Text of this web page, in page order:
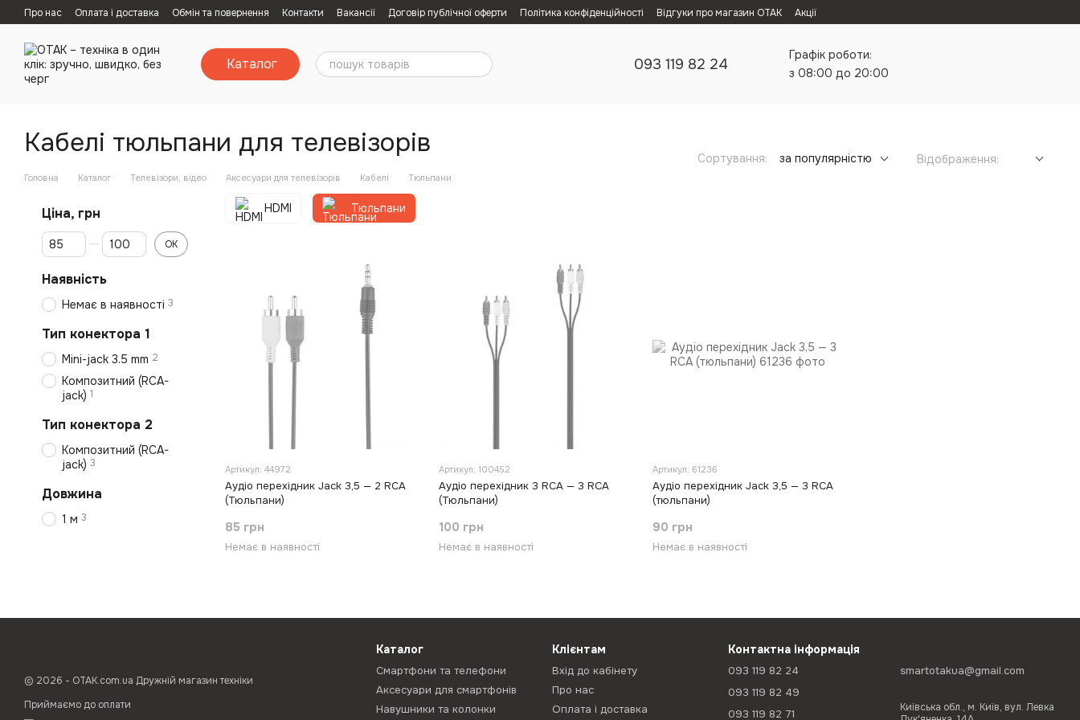
Перейти к основному контенту
Про нас Оплата і доставка Обмін та повернення Контакти Вакансії Договір публічної оферти Політика конфіденційності Відгуки про магазин ОТАК Акції
Каталог 093 119 82 24
Графік роботи:
з 08:00 до 20:00
Кабелі тюльпани для телевізорів
Головна Каталог Телевізори, відео Аксесуари для телевізорів Кабелі Тюльпани
Сортування: за популярністю Відображення:
HDMI Тюльпани
Артикул: 44972
Аудіо перехідник Jack 3,5 — 2 RCA
(Тюльпани)
85 грн
Немає в наявності
Артикул: 100452
Аудіо перехідник 3 RCA — 3 RCA
(Тюльпани)
100 грн
Немає в наявності
Артикул: 61236
Аудіо перехідник Jack 3,5 — 3 RCA
(тюльпани)
90 грн
Немає в наявності
Ціна, грн
От Ціна, грн
До Ціна, грн ОК
Наявність
Немає в наявності 3
Тип конектора 1
Mini-jack 3.5 mm 2
Композитний (RCA-
jack) 1
Тип конектора 2
Композитний (RCA-
jack) 3
Довжина
1 м 3
© 2026 - ОТАК.com.ua Дружній магазин техніки
Приймаємо до оплати
Каталог
Смартфони та телефони
Аксесуари для смартфонів
Навушники та колонки
Клієнтам
Вхід до кабінету
Про нас
Оплата і доставка
Контактна інформація
093 119 82 24
093 119 82 49
093 119 82 71
smartotakua@gmail.com
Київська обл., м. Київ, вул. Левка